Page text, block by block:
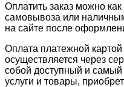
Оплатить заказ можно
самовывоза или
на сайте после
Оплата платежной картой
осуществляется через
собой доступный и
услуги и товары,